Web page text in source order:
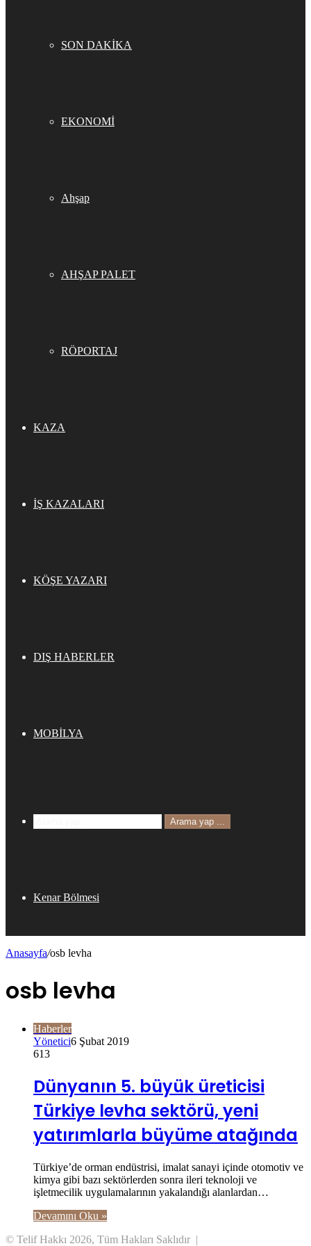
SON DAKİKA
EKONOMİ
Ahşap
AHŞAP PALET
RÖPORTAJ
KAZA
İŞ KAZALARI
KÖŞE YAZARI
DIŞ HABERLER
MOBİLYA
Arama yap ...
Kenar Bölmesi
Anasayfa/osb levha
osb levha
Haberler
Yönetici6 Şubat 2019
613
Dünyanın 5. büyük üreticisi
Türkiye levha sektörü, yeni
yatırımlarla büyüme atağında
Türkiye’de orman endüstrisi, imalat sanayi içinde otomotiv ve
kimya gibi bazı sektörlerden sonra ileri teknoloji ve
işletmecilik uygulamalarının yakalandığı alanlardan…
Devamını Oku »
© Telif Hakkı 2026, Tüm Hakları Saklıdır |